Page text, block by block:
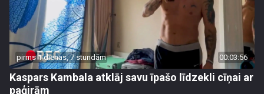
pirms 1 dienas, 7 stundām 00:03:56
Kaspars Kambala atklāj savu īpašo līdzekli cīņai ar
paģirām